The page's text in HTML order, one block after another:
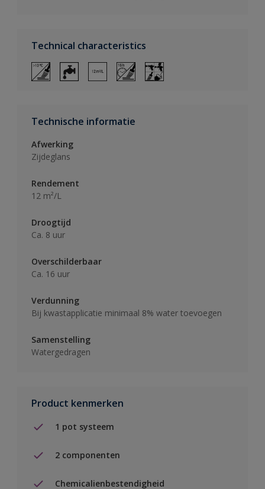
Technical characteristics
Technische informatie
Afwerking
Zijdeglans
Rendement
12 m²/L
Droogtijd
Ca. 8 uur
Overschilderbaar
Ca. 16 uur
Verdunning
Bij kwastapplicatie minimaal 8% water toevoegen
Samenstelling
Watergedragen
Product kenmerken
1 pot systeem
2 componenten
Chemicalienbestendigheid